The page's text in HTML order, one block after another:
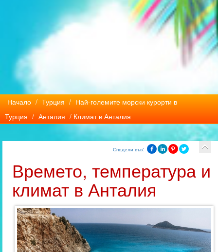
Начало / Турция / Най-големите морски курорти в
Турция / Анталия / Климат в Анталия
Сподели във:
Времето, температура и
климат в Анталия